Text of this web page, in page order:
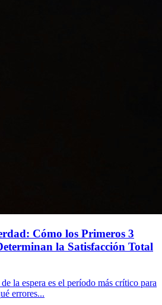
Cómo los Primeros 3
la Satisfacción Total
la espera es el período más crítico para
errores...